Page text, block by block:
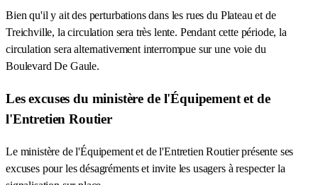
Bien qu'il y ait des perturbations dans les rues du Plateau et de
Treichville, la circulation sera très lente. Pendant cette période, la
circulation sera alternativement interrompue sur une voie du
Boulevard De Gaule.
Les excuses du ministère de l'Équipement et de
l'Entretien Routier
Le ministère de l'Équipement et de l'Entretien Routier présente ses
excuses pour les désagréments et invite les usagers à respecter la